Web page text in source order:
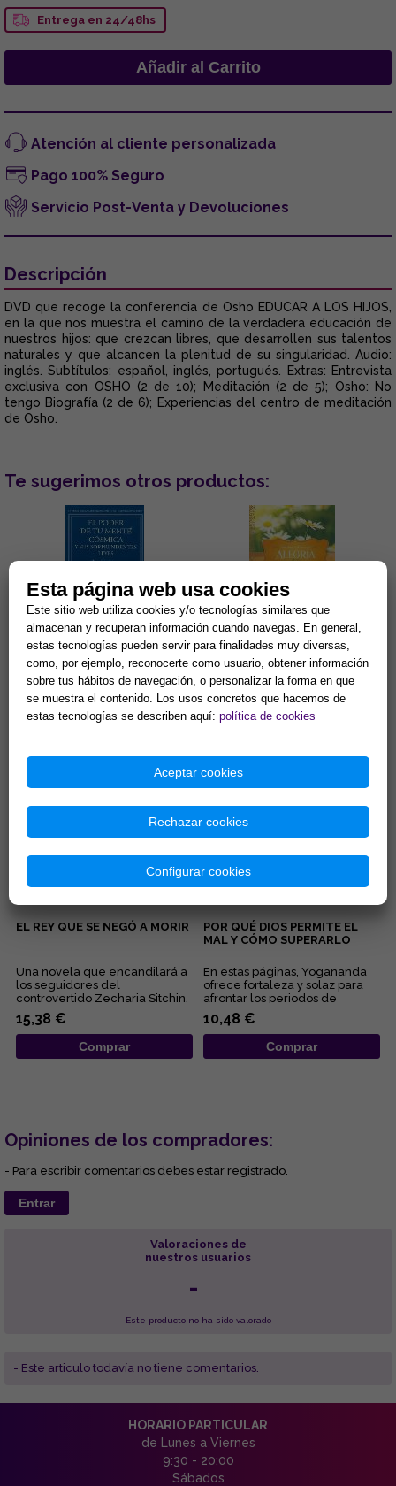
Entrega en 24/48hs
Atención al cliente personalizada
Pago 100% Seguro
Servicio Post-Venta y Devoluciones
Descripción
DVD que recoge la conferencia de Osho EDUCAR A LOS HIJOS,
en la que nos muestra el camino de la verdadera educación de
nuestros hijos: que crezcan libres, que desarrollen sus talentos
naturales y que alcancen la plenitud de su singularidad. Audio:
inglés. Subtítulos: español, inglés, portugués. Extras: Entrevista
exclusiva con OSHO (2 de 10); Meditación (2 de 5); Osho: No
tengo Biografía (2 de 6); Experiencias del centro de meditación
de Osho.
Te sugerimos otros productos:
EL PODER DE TU MENTE
CÓSMICA Y SUS
SORPRENDENTES LEYES
La fe, la sanación, el contacto
con la mente cósmica, el
coraje, la seguridad... Éstas son
ALEGRÍA
Esta deliciosa colección de
libritos en formato bolsillo te
acercará a los pensamientos
EL REY QUE SE NEGÓ A MORIR
Una novela que encandilará a
los seguidores del
controvertido Zecharia Sitchin,
pues en ella combina sus
obses...
15,38 €
Comprar
POR QUÉ DIOS PERMITE EL
MAL Y CÓMO SUPERARLO
En estas páginas, Yogananda
ofrece fortaleza y solaz para
afrontar los periodos de
adversidad al esclarecer lo...
10,48 €
Comprar
Opiniones de los compradores:
- Para escribir comentarios debes estar registrado.
Entrar
Valoraciones de
nuestros usuarios
-
Este producto no ha sido valorado
- Este articulo todavía no tiene comentarios.
HORARIO PARTICULAR
de Lunes a Viernes
9:30 - 20:00
Sábados
Esta página web usa cookies
Este sitio web utiliza cookies y/o tecnologías similares que
almacenan y recuperan información cuando navegas. En general,
estas tecnologías pueden servir para finalidades muy diversas,
como, por ejemplo, reconocerte como usuario, obtener información
sobre tus hábitos de navegación, o personalizar la forma en que
se muestra el contenido. Los usos concretos que hacemos de
estas tecnologías se describen aquí: política de cookies
Aceptar cookies
Rechazar cookies
Configurar cookies